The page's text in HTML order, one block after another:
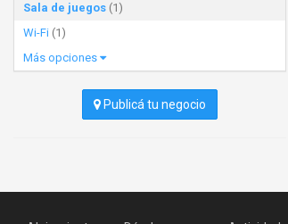
Sala de juegos (1)
Wi-Fi (1)
Más opciones
Publicá tu negocio